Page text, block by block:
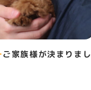
ご家族様が決まりまし